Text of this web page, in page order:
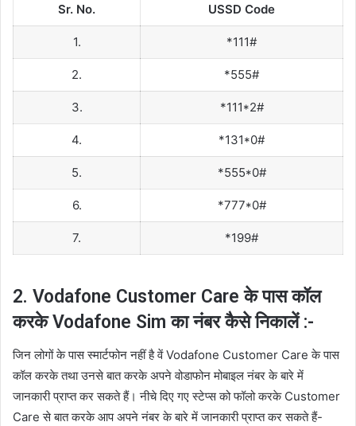
Sr. No. USSD Code
1. *111#
2. *555#
3. *111*2#
4. *131*0#
5. *555*0#
6. *777*0#
7. *199#
2. Vodafone Customer Care के पास कॉल
करके Vodafone Sim का नंबर कैसे निकालें :-
जिन लोगों के पास स्मार्टफोन नहीं है वें Vodafone Customer Care के पास
कॉल करके तथा उनसे बात करके अपने वोडाफोन मोबाइल नंबर के बारे में
जानकारी प्राप्त कर सकते हैं। नीचे दिए गए स्टेप्स को फॉलो करके Customer
Care से बात करके आप अपने नंबर के बारे में जानकारी प्राप्त कर सकते हैं-